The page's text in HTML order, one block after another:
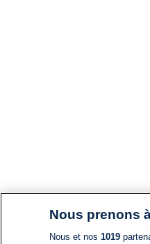
Nous prenons
Nous et nos 1019